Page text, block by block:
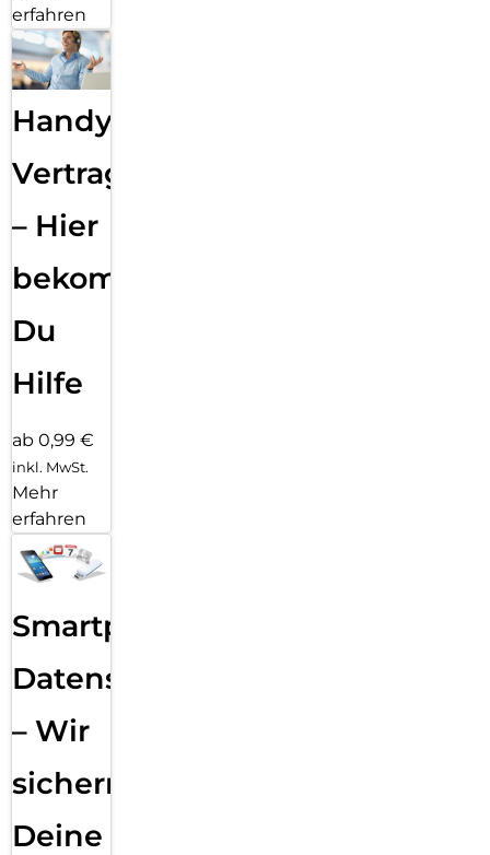
erfahren
Handy
Vertragsabwicklung
– Hier
bekommst
Du
Hilfe
ab 0,99 €
inkl. MwSt.
Mehr
erfahren
Smartphone
Datensicherung
– Wir
sichern
Deine